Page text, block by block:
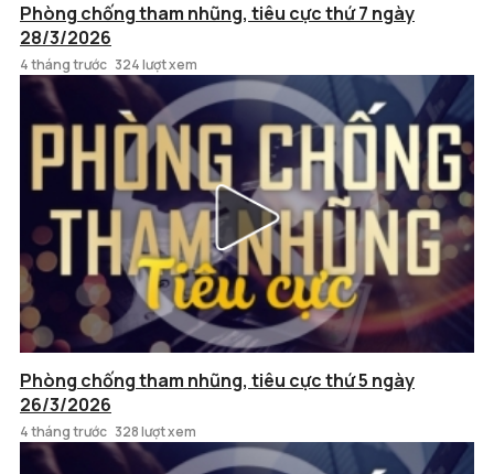
Phòng chống tham nhũng, tiêu cực thứ 7 ngày
28/3/2026
4 tháng trước 324 lượt xem
Phòng chống tham nhũng, tiêu cực thứ 5 ngày
26/3/2026
4 tháng trước 328 lượt xem